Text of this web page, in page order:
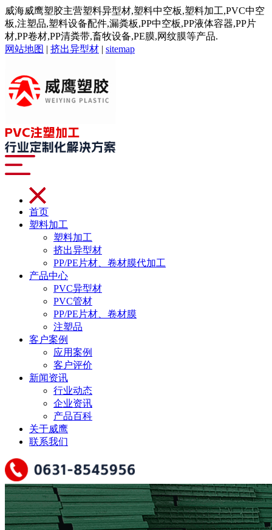
威海威鹰塑胶主营塑料异型材,塑料中空板,塑料加工,PVC中空
板,注塑品,塑料设备配件,漏粪板,PP中空板,PP液体容器,PP片
材,PP卷材,PP清粪带,畜牧设备,PE膜,网纹膜等产品.
网站地图 | 挤出异型材 | sitemap
首页
塑料加工
塑料加工
挤出异型材
PP/PE片材、卷材膜代加工
产品中心
PVC异型材
PVC管材
PP/PE片材、卷材膜
注塑品
客户案例
应用案例
客户评价
新闻资讯
行业动态
企业资讯
产品百科
关于威鹰
联系我们